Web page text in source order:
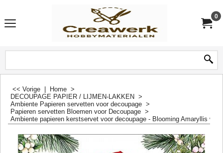
0
<< Vorige Home >
DECOUPAGE PAPIER / LIJMEN-LAKKEN >
Ambiente Papieren servetten voor decoupage >
Papieren servetten Bloemen voor Decoupage >
Ambiente papieren kerstservet voor decoupage - Blooming Amaryllis